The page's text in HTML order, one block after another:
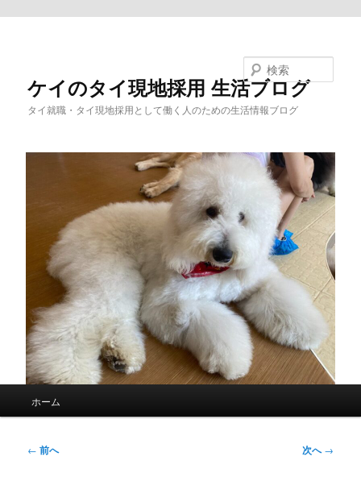
ケイのタイ現地採用 生活ブログ
タイ就職・タイ現地採用として働く人のための生活情報ブログ
ホーム
投← 前へ 次へ→